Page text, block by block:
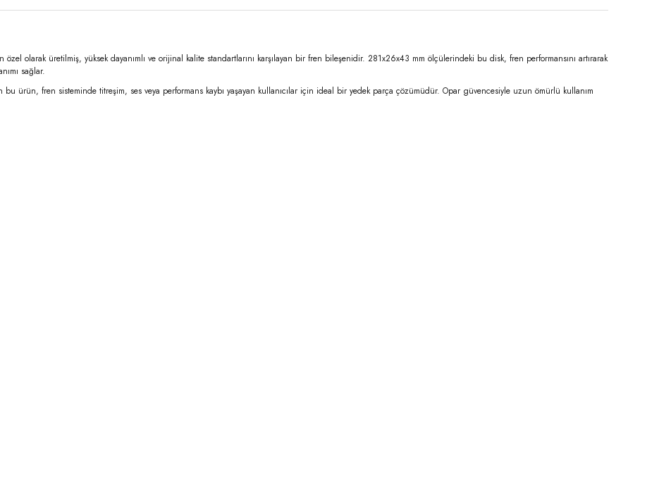
olarak üretilmiş, yüksek dayanımlı ve orijinal kalite standartlarını karşılayan bir fren bileşenidir. 281x26x43 mm ölçülerindeki bu disk, fren performansını artırarak
sağlar.
ürün, fren sisteminde titreşim, ses veya performans kaybı yaşayan kullanıcılar için ideal bir yedek parça çözümüdür. Opar güvencesiyle uzun ömürlü kullanım